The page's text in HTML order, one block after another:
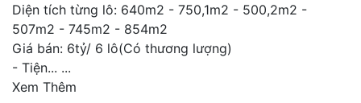
Diện tích từng lô: 640m2 - 750,1m2 - 500,2m2 -
507m2 - 745m2 - 854m2
Giá bán: 6tỷ/ 6 lô(Có thương lượng)
- Tiện... ...
Xem Thêm